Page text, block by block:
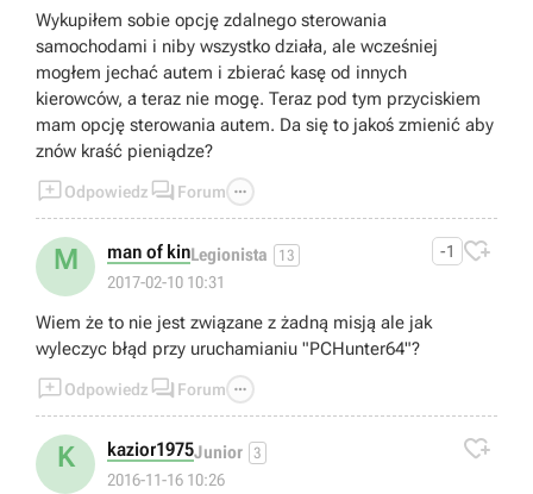
Wykupiłem sobie opcję zdalnego sterowania
samochodami i niby wszystko działa, ale wcześniej
mogłem jechać autem i zbierać kasę od innych
kierowców, a teraz nie mogę. Teraz pod tym przyciskiem
mam opcję sterowania autem. Da się to jakoś zmienić aby
znów kraść pieniądze?
Odpowiedz  Forum 
M man of kinLegionista 13
2017-02-10 10:31
-1 
Wiem że to nie jest związane z żadną misją ale jak
wyleczyc błąd przy uruchamianiu "PCHunter64"?
Odpowiedz  Forum 
K kazior1975Junior 3
2016-11-16 10:26
